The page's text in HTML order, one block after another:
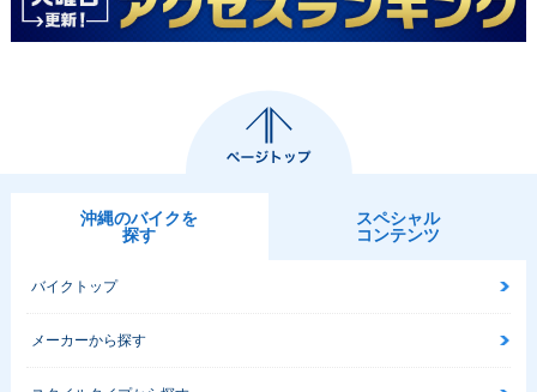
沖縄のバイクを
探す
スペシャル
コンテンツ
バイクトップ
メーカーから探す